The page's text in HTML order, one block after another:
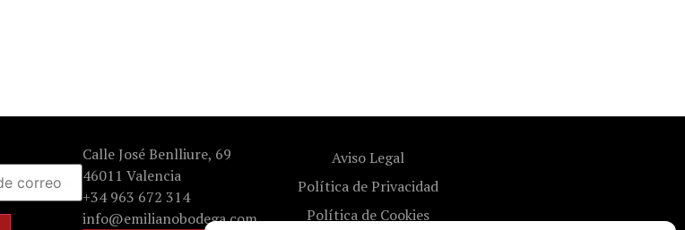
Calle José Benlliure, 69
46011 Valencia
+34 963 672 314
info@emilianobodega.com
Aviso Legal
Política de Privacidad
Política de Cookies